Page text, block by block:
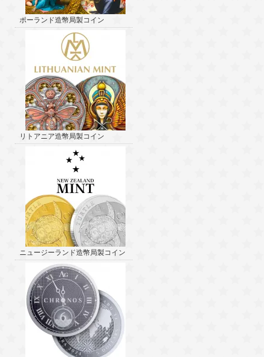
ポーランド造幣局製コイン
リトアニア造幣局製コイン
ニュージーランド造幣局製コイン